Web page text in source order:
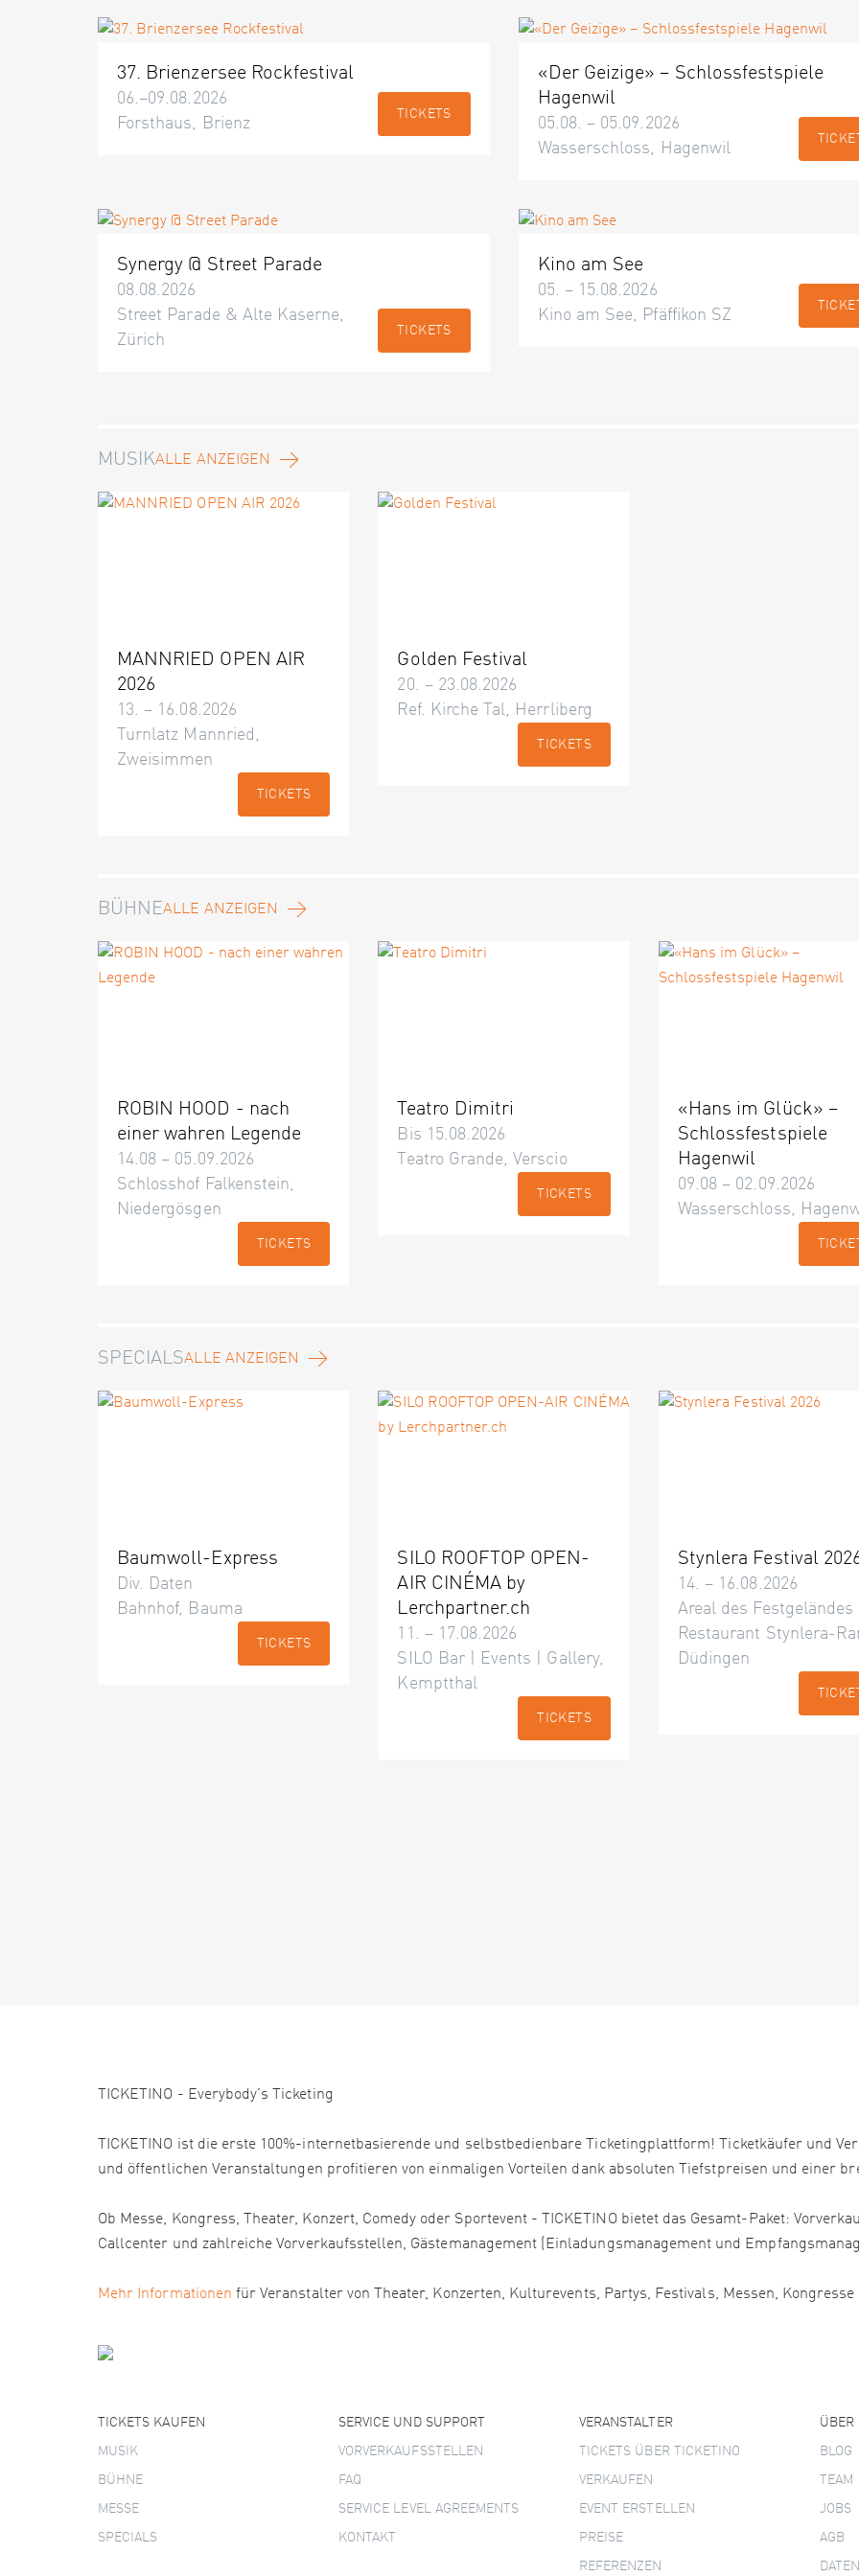
37. Brienzersee Rockfestival
06.–09.08.2026
Forsthaus, Brienz
TICKETS
«Der Geizige» – Schlossfestspiele
Hagenwil
05.08. – 05.09.2026
Wasserschloss, Hagenwil
Synergy @ Street Parade
08.08.2026
Street Parade & Alte Kaserne,
Zürich
TICKETS
Kino am See
05. – 15.08.2026
Kino am See, Pfäffikon SZ
MUSIKALLE ANZEIGEN
MANNRIED OPEN AIR
2026
13. – 16.08.2026
Turnlatz Mannried,
Zweisimmen
TICKETS
Golden Festival
20. – 23.08.2026
Ref. Kirche Tal, Herrliberg
TICKETS
BÜHNEALLE ANZEIGEN
ROBIN HOOD - nach
einer wahren Legende
14.08 – 05.09.2026
Schlosshof Falkenstein,
Niedergösgen
TICKETS
Teatro Dimitri
Bis 15.08.2026
Teatro Grande, Verscio
TICKETS
«Hans im Glück» –
Schlossfestspiele
Hagenwil
09.08 – 02.09.2026
Wasserschloss,
SPECIALSALLE ANZEIGEN
Baumwoll-Express
Div. Daten
Bahnhof, Bauma
TICKETS
SILO ROOFTOP OPEN-
AIR CINÉMA by
Lerchpartner.ch
11. – 17.08.2026
SILO Bar | Events | Gallery,
Kemptthal
TICKETS
Stynlera Festival
14. – 16.08.2026
Areal des Festgeländes
Restaurant Stynlera-
Düdingen
TICKETINO - Everybody's Ticketing
TICKETINO ist die erste 100%-internetbasierende und selbstbedienbare Ticketingplattform! Ticketkäufer und
und öffentlichen Veranstaltungen profitieren von einmaligen Vorteilen dank absoluten Tiefstpreisen und einer
Ob Messe, Kongress, Theater, Konzert, Comedy oder Sportevent - TICKETINO bietet das Gesamt-Paket:
Callcenter und zahlreiche Vorverkaufsstellen, Gästemanagement (Einladungsmanagement und
Mehr Informationen für Veranstalter von Theater, Konzerten, Kulturevents, Partys, Festivals, Messen,
TICKETS KAUFEN
MUSIK
BÜHNE
MESSE
SPECIALS
SERVICE UND SUPPORT
VORVERKAUFSSTELLEN
FAQ
SERVICE LEVEL AGREEMENTS
KONTAKT
VERANSTALTER
TICKETS ÜBER TICKETINO
VERKAUFEN
EVENT ERSTELLEN
PREISE
REFERENZEN
ÜBER
BLOG
TEAM
JOBS
AGB